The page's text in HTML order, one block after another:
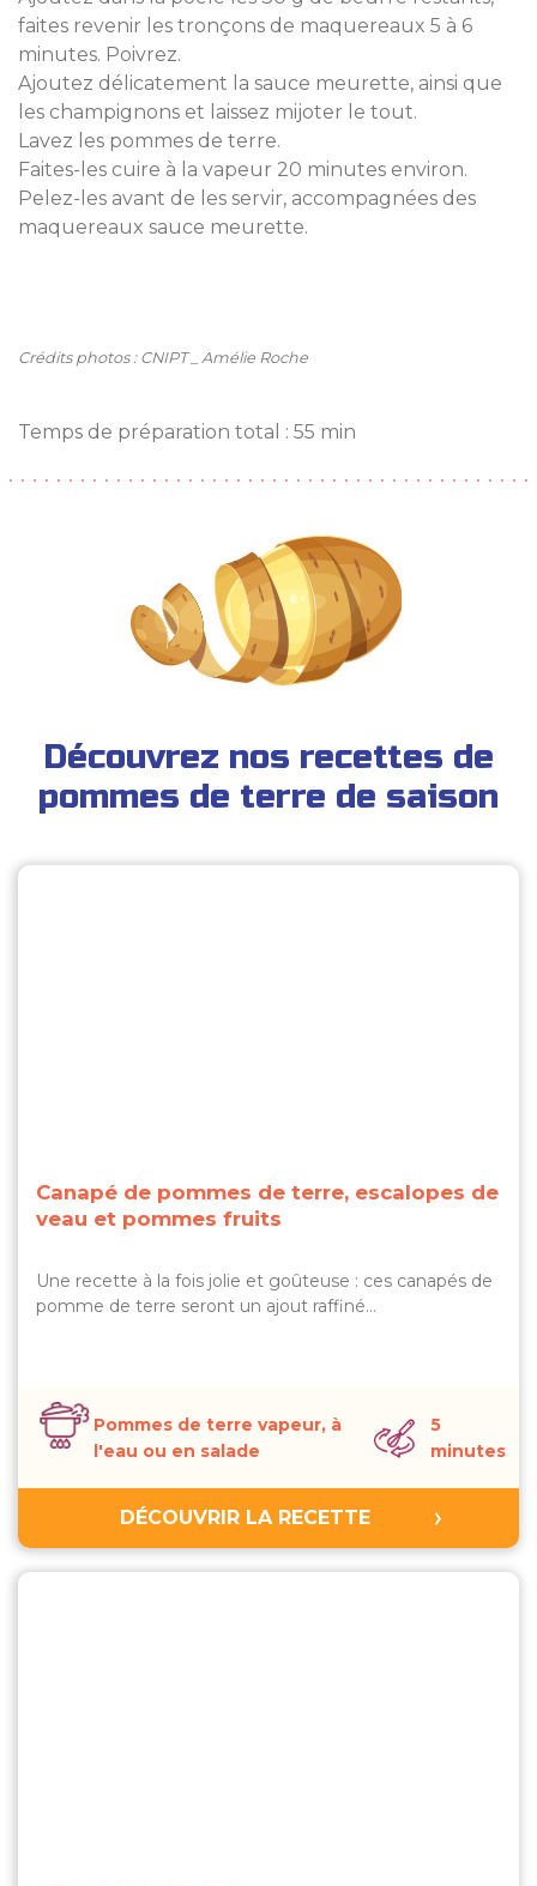
faites revenir les tronçons de maquereaux 5 à 6
minutes. Poivrez.
Ajoutez délicatement la sauce meurette, ainsi que
les champignons et laissez mijoter le tout.
Lavez les pommes de terre.
Faites-les cuire à la vapeur 20 minutes environ.
Pelez-les avant de les servir, accompagnées des
maquereaux sauce meurette.
Crédits photos : CNIPT _ Amélie Roche
Temps de préparation total : 55 min
Découvrez nos recettes de
pommes de terre de saison
Canapé de pommes de terre, escalopes de
veau et pommes fruits
Une recette à la fois jolie et goûteuse : ces canapés de
pomme de terre seront un ajout raffiné…
Pommes de terre vapeur, à
l'eau ou en salade
5
minutes
DÉCOUVRIR LA RECETTE